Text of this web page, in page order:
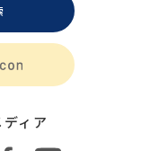
ィア